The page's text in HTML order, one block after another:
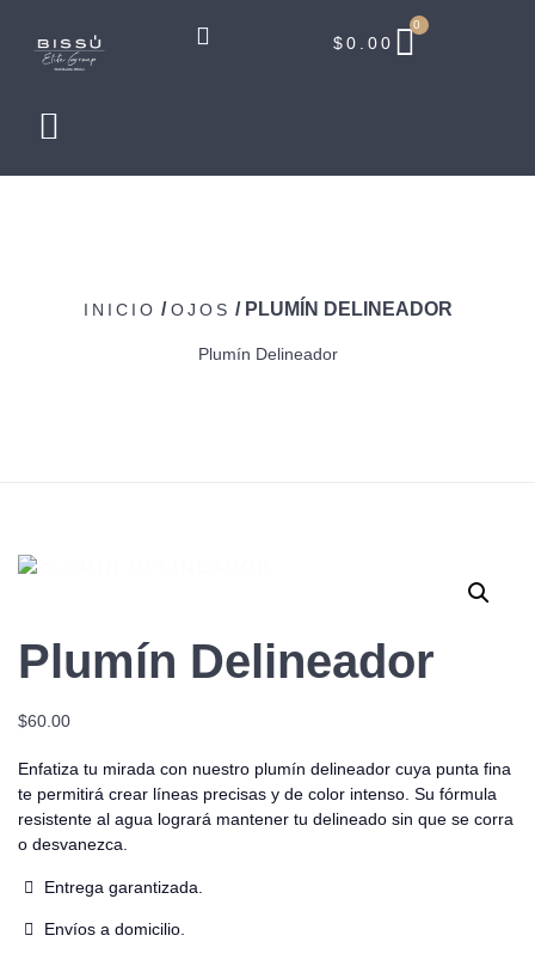
$0.00
0
INICIO /OJOS / PLUMÍN DELINEADOR
Plumín Delineador
Plumín Delineador
$60.00
Enfatiza tu mirada con nuestro plumín delineador cuya punta fina
te permitirá crear líneas precisas y de color intenso. Su fórmula
resistente al agua logrará mantener tu delineado sin que se corra
o desvanezca.
Entrega garantizada.
Envíos a domicilio.